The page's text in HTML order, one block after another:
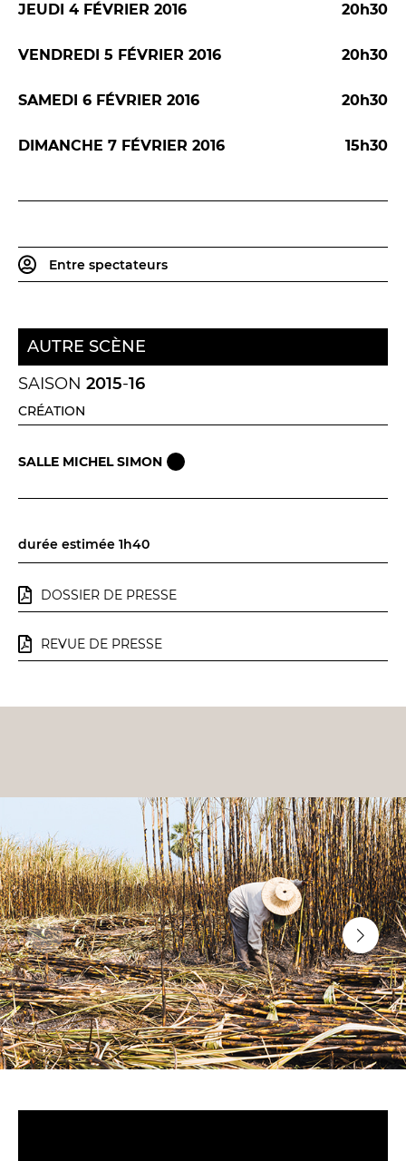
JEUDI 4 FÉVRIER 2016 20h30
VENDREDI 5 FÉVRIER 2016 20h30
SAMEDI 6 FÉVRIER 2016 20h30
DIMANCHE 7 FÉVRIER 2016 15h30
Entre spectateurs
AUTRE SCÈNE
SAISON 2015-16
CRÉATION
SALLE MICHEL SIMON
durée estimée 1h40
DOSSIER DE PRESSE
REVUE DE PRESSE